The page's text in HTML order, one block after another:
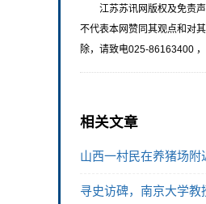
江苏苏讯网版权及免责
不代表本网赞同其观点和对
除，请致电025-86163400
相关文章
山西一村民在养猪场
寻史访碑，南京大学教